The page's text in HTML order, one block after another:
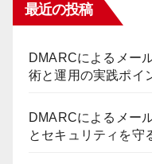
最近の投稿
DMARCによるメー
術と運用の実践ポイ
DMARCによるメー
とセキュリティを守